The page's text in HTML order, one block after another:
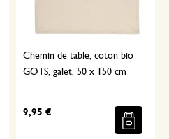
Chemin de table, coton bio
GOTS, galet, 50 x 150 cm
9,95 €